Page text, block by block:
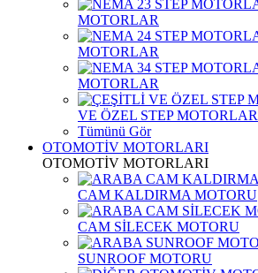
MOTORLAR
MOTORLAR
MOTORLAR
VE ÖZEL STEP MOTORLAR
Tümünü Gör
OTOMOTİV MOTORLARI
OTOMOTİV MOTORLARI
CAM KALDIRMA MOTORU
CAM SİLECEK MOTORU
SUNROOF MOTORU